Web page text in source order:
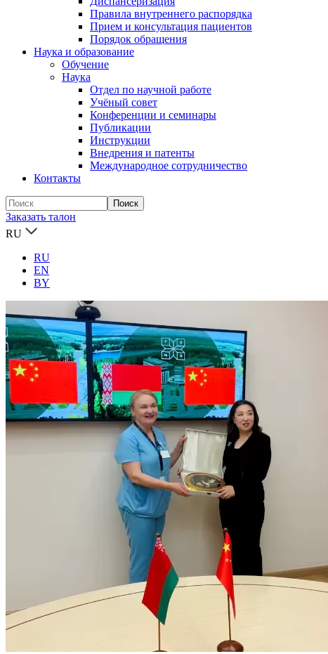
Правила внутреннего распорядка
Прием и консультация пациентов
Порядок обращения
Наука и образование
Обучение
Наука
Отдел по научной работе
Учёный совет
Конференции и семинары
Публикации
Инструкции
Внедрения и патенты
Международное сотрудничество
Контакты
Заказать талон
RU
RU
EN
BY